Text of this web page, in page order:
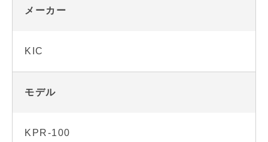
メーカー
KIC
モデル
KPR-100